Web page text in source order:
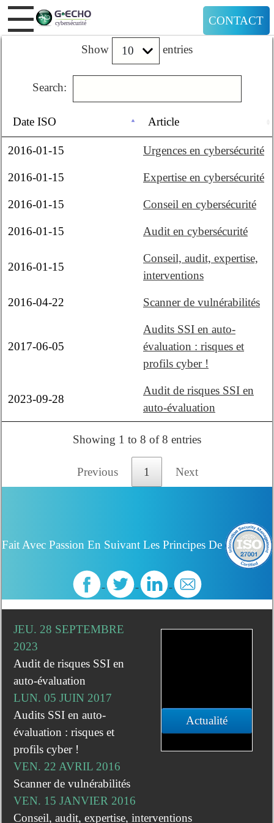
CONTACT
Show entries
Search:
Date ISO Article
2016-01-15 Urgences en cybersécurité
2016-01-15 Expertise en cybersécurité
2016-01-15 Conseil en cybersécurité
2016-01-15 Audit en cybersécurité
2016-01-15
Conseil, audit, expertise,
interventions
2016-04-22 Scanner de vulnérabilités
2017-06-05
Audits SSI en auto-
évaluation : risques et
profils cyber !
2023-09-28
Audit de risques SSI en
auto-évaluation
Showing 1 to 8 of 8 entries
Previous 1 Next
Fait Avec Passion En Suivant Les Principes De
Actualité
JEU. 28 SEPTEMBRE
2023
Audit de risques SSI en
auto-évaluation
LUN. 05 JUIN 2017
Audits SSI en auto-
évaluation : risques et
profils cyber !
VEN. 22 AVRIL 2016
Scanner de vulnérabilités
VEN. 15 JANVIER 2016
Conseil, audit, expertise, interventions